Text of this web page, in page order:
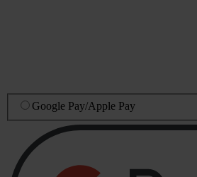
Google Pay/Apple Pay